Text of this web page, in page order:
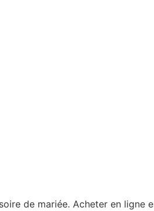
de mariée. Acheter en ligne